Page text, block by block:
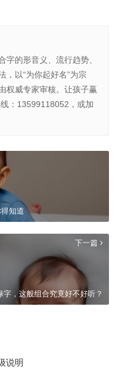
字的形音义、流行趋势、
，以“为你起好名”为宗
权威专家审核。让孩子赢
：13599118052，或加
知道
下一篇
字，这般组合究竟好不好听？
说明